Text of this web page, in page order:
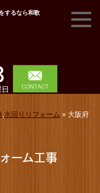
するなら和歌
水回りリフォーム » 大阪府
ーム工事